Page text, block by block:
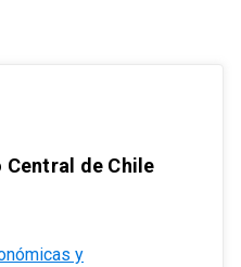
Central de Chile
y